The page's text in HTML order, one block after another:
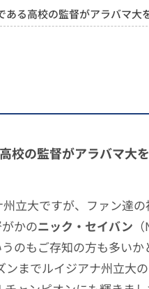
ある高校の監督がアラバマ大
校の監督がアラバマ大
立大ですが、ファン達
かのニック・セイバン
のもご存知の方も多いか
までルイジアナ州立大